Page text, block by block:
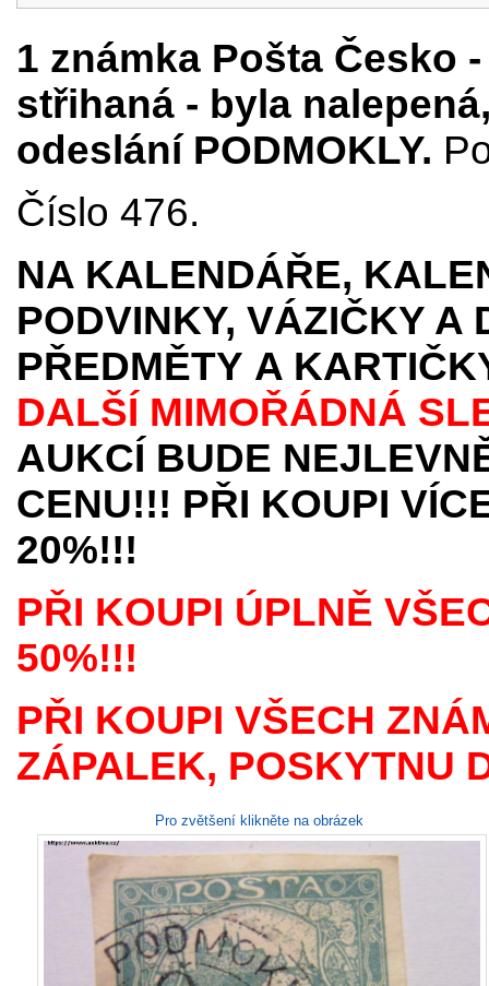
1 známka Pošta Česko
střihaná - byla
odeslání PODMOKLY.
Číslo 476.
NA KALENDÁŘE,
PODVINKY, VÁZIČKY A
PŘEDMĚTY A
DALŠÍ MIMOŘÁDNÁ
AUKCÍ BUDE
CENU!!! PŘI KOUPI
20%!!!
PŘI KOUPI ÚPLNĚ
50%!!!
PŘI KOUPI VŠECH
ZÁPALEK, POSKYTNU
Pro zvětšení klikněte na obrázek